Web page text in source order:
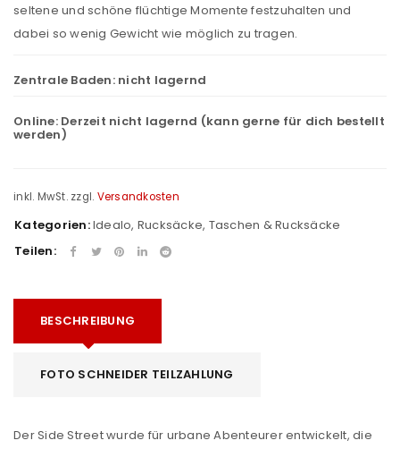
seltene und schöne flüchtige Momente festzuhalten und
dabei so wenig Gewicht wie möglich zu tragen.
Zentrale Baden: nicht lagernd
Online: Derzeit nicht lagernd (kann gerne für dich bestellt
werden)
inkl. MwSt. zzgl. Versandkosten
Kategorien:Idealo, Rucksäcke, Taschen & Rucksäcke
Teilen:
BESCHREIBUNG
FOTO SCHNEIDER TEILZAHLUNG
Der Side Street wurde für urbane Abenteurer entwickelt, die